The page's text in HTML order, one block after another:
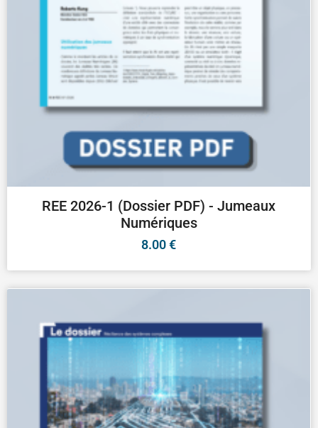
REE 2026-1 (Dossier PDF) - Jumeaux
Numériques
8.00€